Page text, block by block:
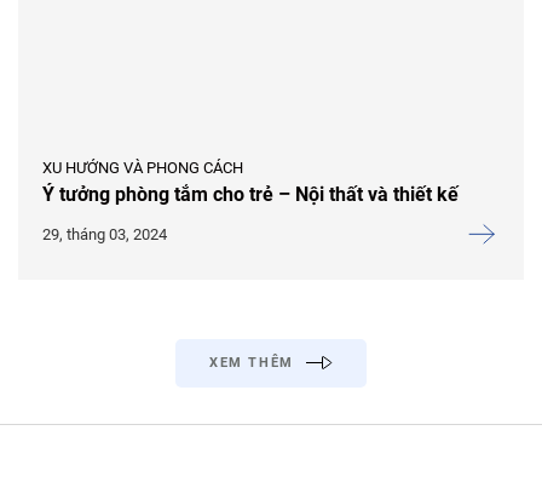
XU HƯỚNG VÀ PHONG CÁCH
Ý tưởng phòng tắm cho trẻ – Nội thất và thiết kế
29, tháng 03, 2024
XEM THÊM